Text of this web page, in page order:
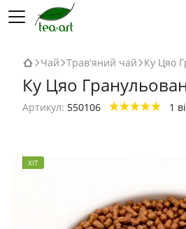
Чай Трав'яний чай Ку Цяо
Ку Цяо
Артикул: 550106 1
ХІТ